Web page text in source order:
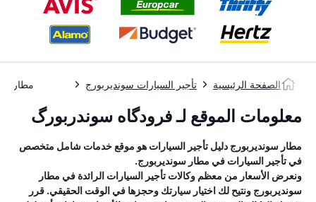
الصفحة الرئيسية تأجير السيارات سونديربورج مطار
معلومات الموقع لـ فرودگاه سوندربورگ
مطار سونديربورج دليل تأجير السيارات هو موقع خدمات شامل متخصص
في تأجير السيارات في مطار سونديربورج.
ونعرض الأسعار من معظم وكالات تأجير السيارات الرائدة في مطار
سونديربورج ونتيح لك اختيار سيارتك وحجزها في الوقت الحقيقي. قرر